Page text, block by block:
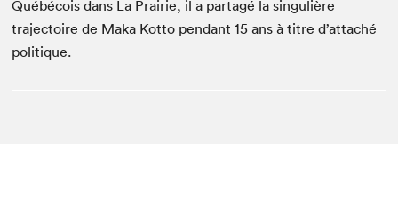
Québécois dans La Prairie, il a partagé la singulière
trajectoire de Maka Kotto pendant 15 ans à titre d’attaché
politique.